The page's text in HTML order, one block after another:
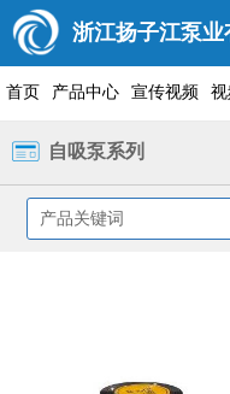
浙江扬子江泵业
首页 产品中心 宣传视频 视
自吸泵系列